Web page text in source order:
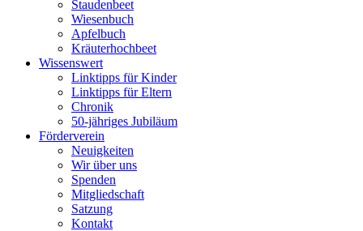
Staudenbeet
Wiesenbuch
Apfelbuch
Kräuterhochbeet
Wissenswert
Linktipps für Kinder
Linktipps für Eltern
Chronik
50-jähriges Jubiläum
Förderverein
Neuigkeiten
Wir über uns
Spenden
Mitgliedschaft
Satzung
Kontakt